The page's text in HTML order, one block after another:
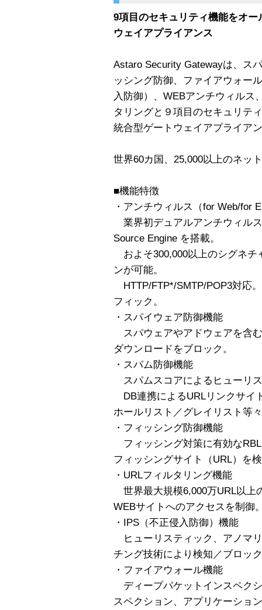
9項目のセキュリティ機能をオ
ウェイアプライアンス
Astaro Security Gatewayは、ス
ッシング防御、ファイアウォー
入防御）、WEBアンチウィルス
タリングと９項目のセキュリテ
統合型ゲートウェイアプライア
世界60カ国、25,000以上のネッ
■機能特徴
・アンチウィルス（for Web/for
業界初デュアルアンチウィル
Source Engine を搭載。
およそ300,000以上のシグネチ
ンが可能。
HTTP/FTP*/SMTP/POP3対応
フィック。
・スパイウェア防御機能
スパウェアやアドウェアを含
ダウンロードをブロック。
・スパム防御機能
スパムスコアによるヒューリ
DB連携によるURLリンクサイ
ホールリスト／グレイリスト等
・フィッシング防御機能
フィッシング対策に有効な
フィッシングサイト（URL）を
・URLフィルタリング機能
世界最大規模6,000万URL以上
WEBサイトへのアクセスを制御
・IPS（不正侵入防御）機能
ヒューリスティック、アノマ
チング技術により検知／ブロッ
・ファイアウォール機能
ディープパケットインスペク
スペクション、アプリケーショ